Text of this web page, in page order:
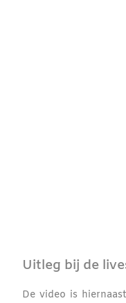
Uitleg bij de
De video is